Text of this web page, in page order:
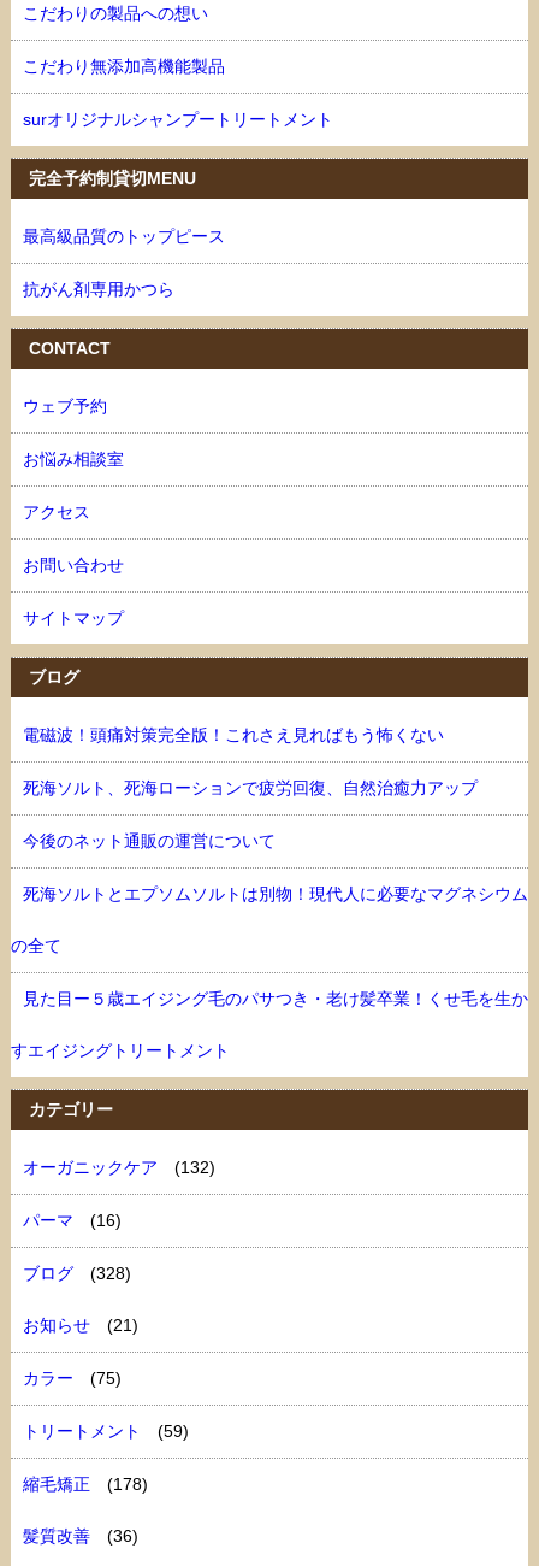
こだわりの製品への想い
こだわり無添加高機能製品
surオリジナルシャンプートリートメント
完全予約制貸切MENU
最高級品質のトップピース
抗がん剤専用かつら
CONTACT
ウェブ予約
お悩み相談室
アクセス
お問い合わせ
サイトマップ
ブログ
電磁波！頭痛対策完全版！これさえ見ればもう怖くない
死海ソルト、死海ローションで疲労回復、自然治癒力アップ
今後のネット通販の運営について
死海ソルトとエプソムソルトは別物！現代人に必要なマグネシウム
の全て
見た目ー５歳エイジング毛のパサつき・老け髪卒業！くせ毛を生か
すエイジングトリートメント
カテゴリー
オーガニックケア (132)
パーマ (16)
ブログ (328)
お知らせ (21)
カラー (75)
トリートメント (59)
縮毛矯正 (178)
髪質改善 (36)